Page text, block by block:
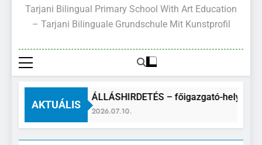
Tarjani Bilingual Primary School With Art Education
– Tarjani Bilinguale Grundschule Mit Kunstprofil
AKTUÁLIS
ÁLLÁSHIRDETÉS – főigazgató-helyettes
2026.07.10.